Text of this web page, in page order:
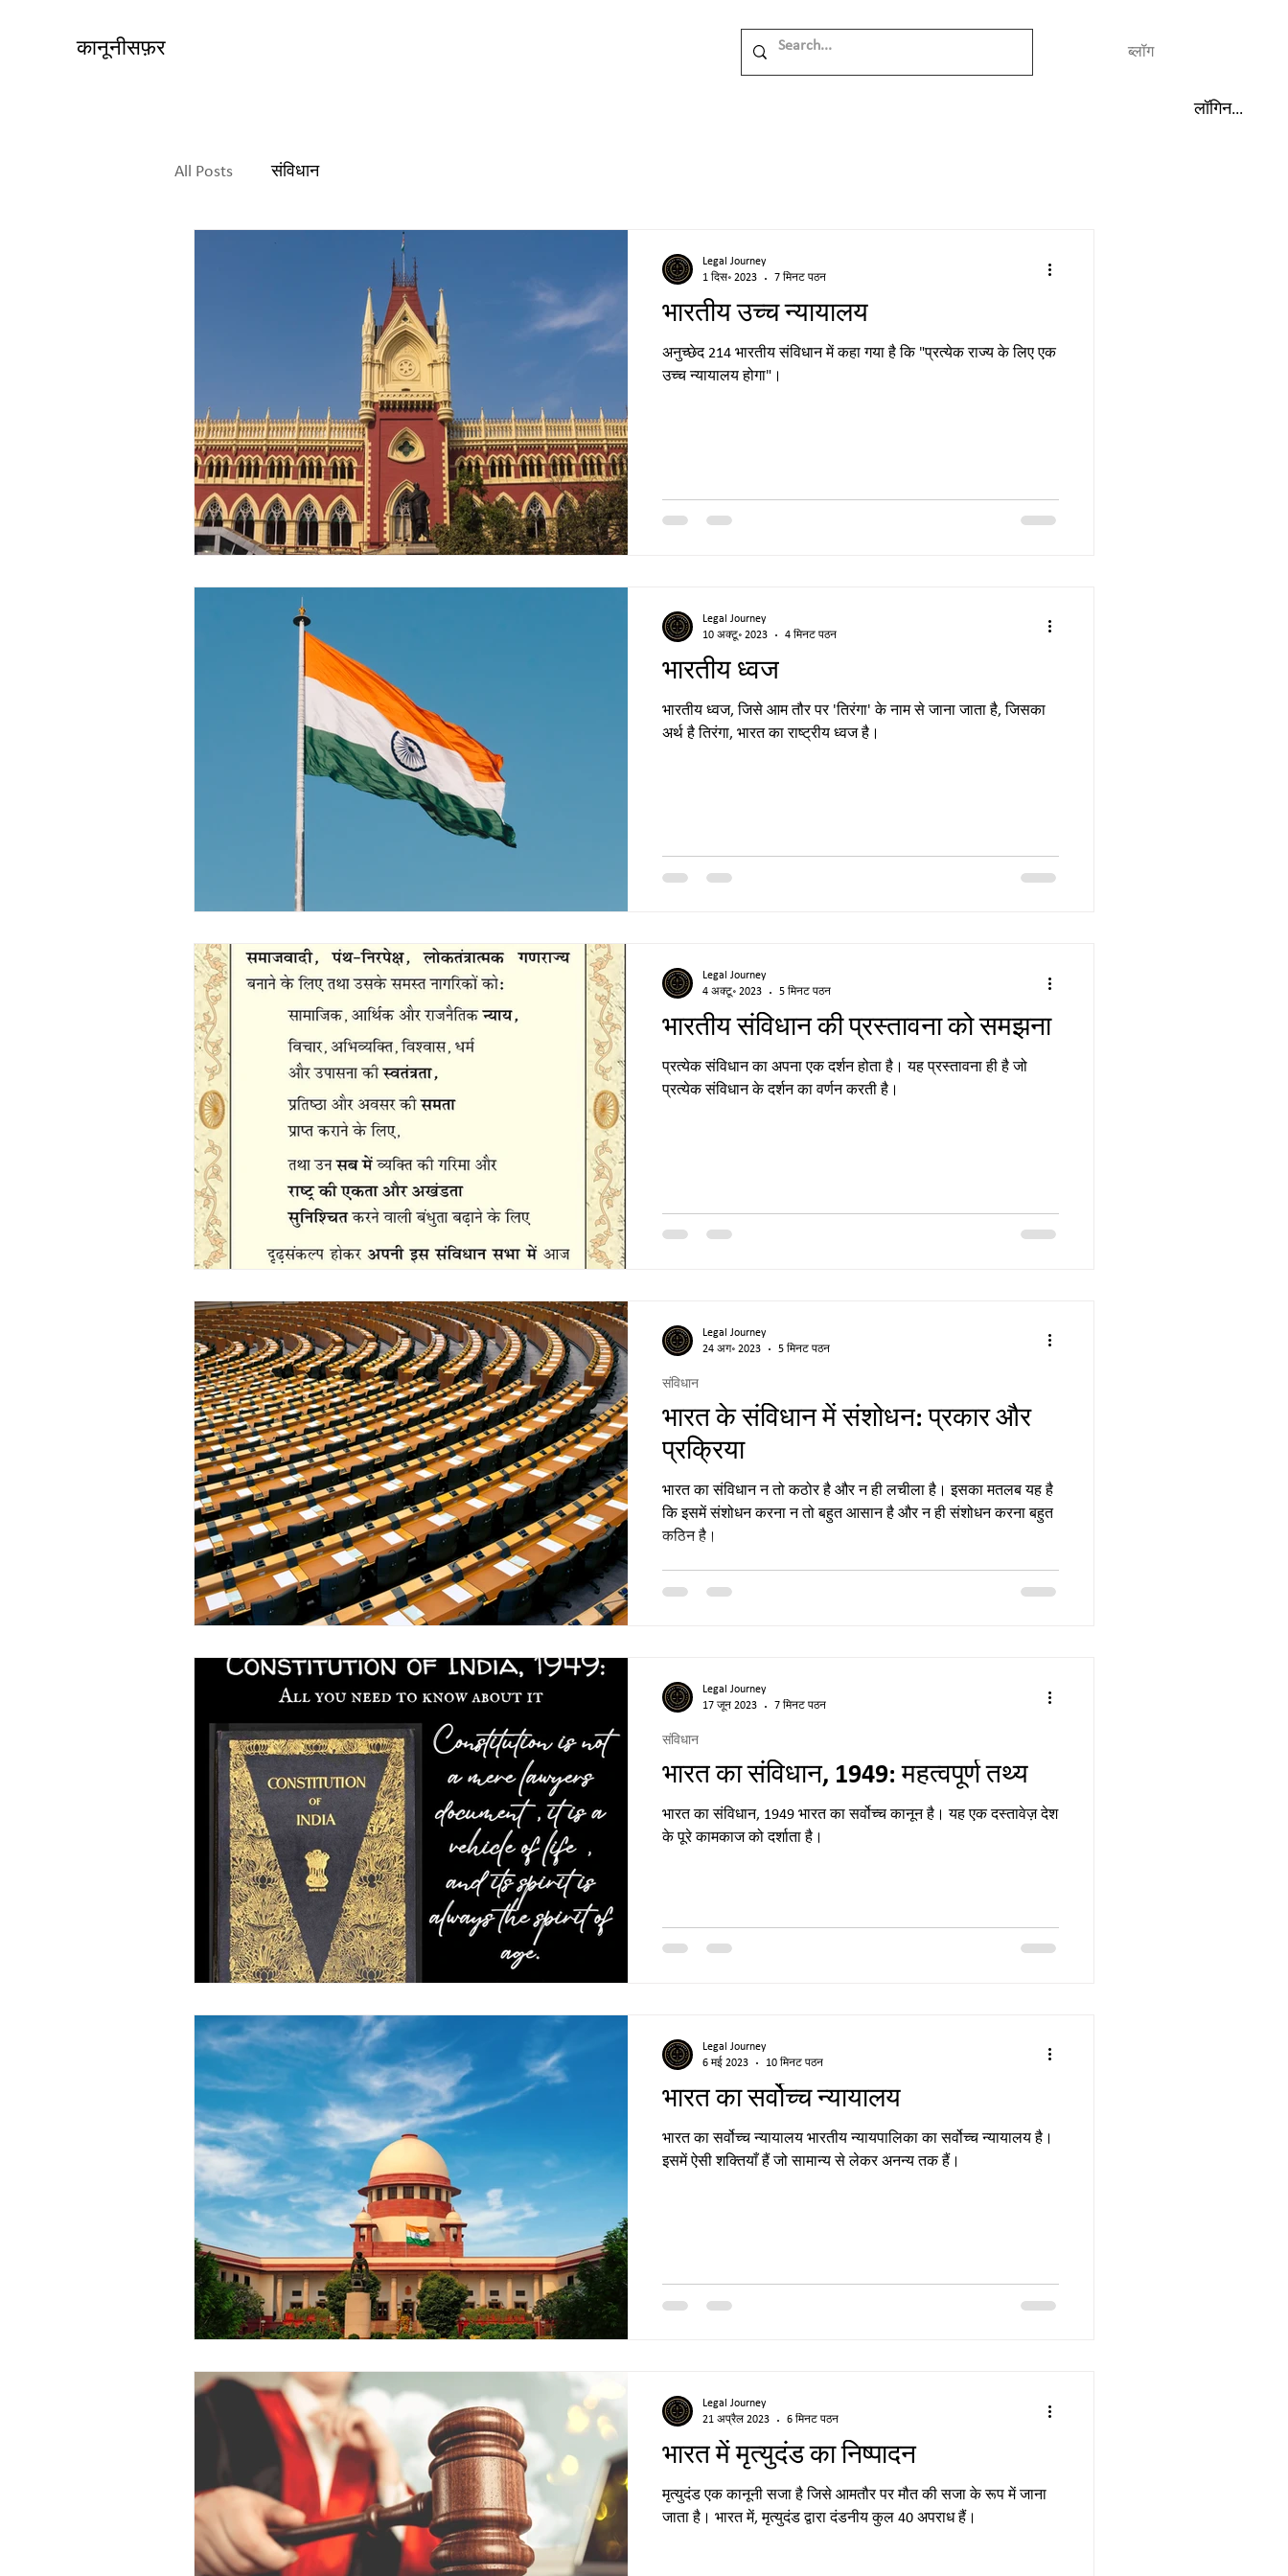
कानूनीसफ़र ब्लॉग
लॉगिन करें
All Posts संविधान
भारतीय उच्च न्यायालय
अनुच्छेद 214 भारतीय संविधान में कहा गया है कि "प्रत्येक राज्य के लिए एक
उच्च न्यायालय होगा"।
Legal Journey
1 दिस॰ 2023
7 मिनट पठन
भारतीय ध्वज
भारतीय ध्वज, जिसे आम तौर पर 'तिरंगा' के नाम से जाना जाता है, जिसका
अर्थ है तिरंगा, भारत का राष्ट्रीय ध्वज है।
Legal Journey
10 अक्टू॰ 2023
4 मिनट पठन
भारतीय संविधान की प्रस्तावना को समझना
प्रत्येक संविधान का अपना एक दर्शन होता है। यह प्रस्तावना ही है जो
प्रत्येक संविधान के दर्शन का वर्णन करती है।
Legal Journey
4 अक्टू॰ 2023
5 मिनट पठन
भारत के संविधान में संशोधन: प्रकार और
प्रक्रिया
भारत का संविधान न तो कठोर है और न ही लचीला है। इसका मतलब यह है
कि इसमें संशोधन करना न तो बहुत आसान है और न ही संशोधन करना बहुत
कठिन है।
संविधान
Legal Journey
24 अग॰ 2023
5 मिनट पठन
भारत का संविधान, 1949: महत्वपूर्ण तथ्य
भारत का संविधान, 1949 भारत का सर्वोच्च कानून है। यह एक दस्तावेज़ देश
के पूरे कामकाज को दर्शाता है।
संविधान
Legal Journey
17 जून 2023
7 मिनट पठन
भारत का सर्वोच्च न्यायालय
भारत का सर्वोच्च न्यायालय भारतीय न्यायपालिका का सर्वोच्च न्यायालय है।
इसमें ऐसी शक्तियाँ हैं जो सामान्य से लेकर अनन्य तक हैं।
Legal Journey
6 मई 2023
10 मिनट पठन
भारत में मृत्युदंड का निष्पादन
मृत्युदंड एक कानूनी सजा है जिसे आमतौर पर मौत की सजा के रूप में जाना
जाता है। भारत में, मृत्युदंड द्वारा दंडनीय कुल 40 अपराध हैं।
Legal Journey
21 अप्रैल 2023
6 मिनट पठन